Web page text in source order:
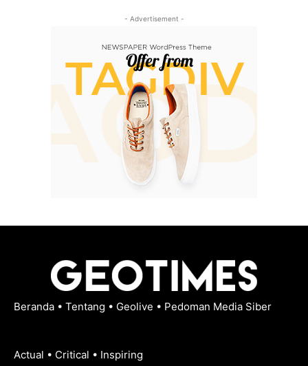
- Advertisement -
Beranda • Tentang • Geolive • Pedoman Media Siber
Actual • Critical • Inspiring